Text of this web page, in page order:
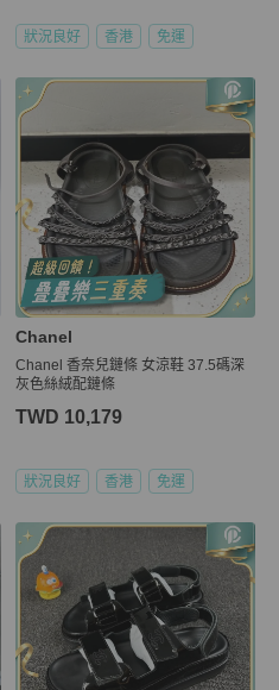
狀況良好 香港 免運
Chanel
Chanel 香奈兒鏈條 女涼鞋 37.5碼深
灰色絲絨配鏈條
TWD 10,179
狀況良好 香港 免運